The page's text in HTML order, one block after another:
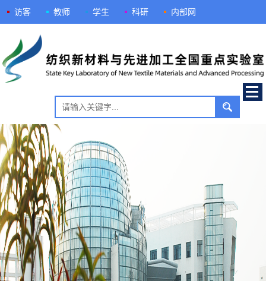
访客 教师 学生 科研 内部网